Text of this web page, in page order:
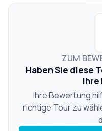
ZUM
Haben Sie diese
Ihre
Ihre Bewertung
richtige Tour zu